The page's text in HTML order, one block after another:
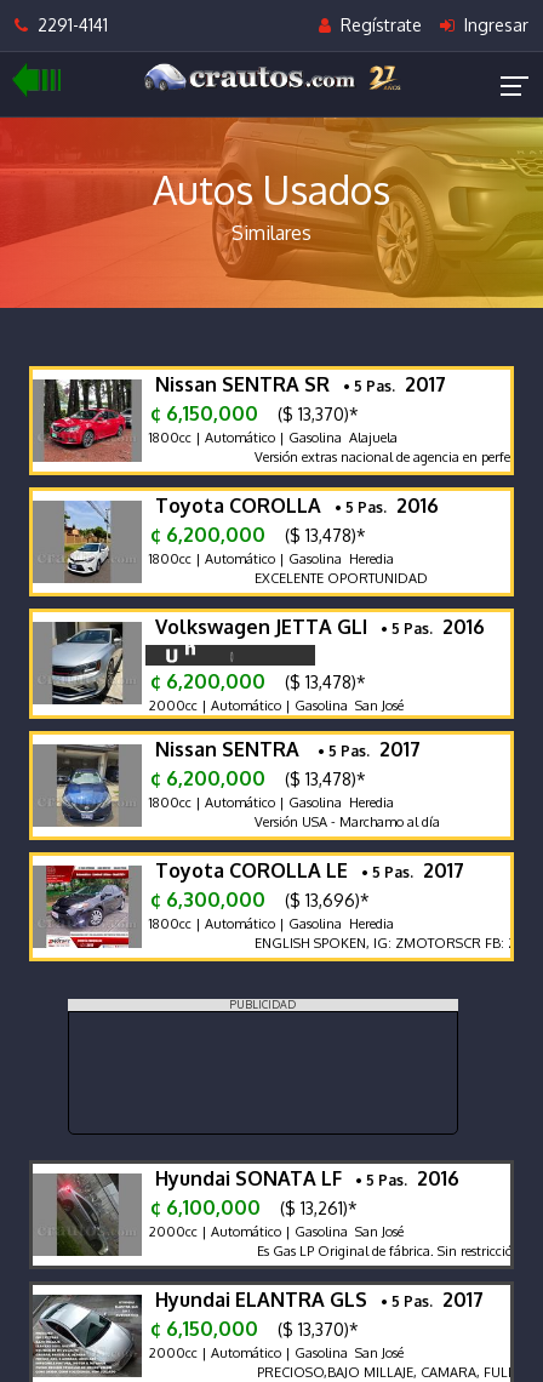
2291-4141 Regístrate Ingresar
Autos Usados
Similares
Nissan SENTRA SR • 5 Pas. 2017
¢ 6,150,000
($ 13,370)*
1800cc | Automático | Gasolina Alajuela
Versión extras nacional de agencia en perfecto
Toyota COROLLA • 5 Pas. 2016
¢ 6,200,000
($ 13,478)*
1800cc | Automático | Gasolina Heredia
EXCELENTE OPORTUNIDAD
Volkswagen JETTA GLI • 5 Pas. 2016
¢ 6,200,000 ($ 13,478)*
2000cc | Automático | Gasolina San José
Nissan SENTRA • 5 Pas. 2017
¢ 6,200,000
($ 13,478)*
1800cc | Automático | Gasolina Heredia
Versión USA - Marchamo al día
Toyota COROLLA LE • 5 Pas. 2017
¢ 6,300,000
($ 13,696)*
1800cc | Automático | Gasolina Heredia
ENGLISH SPOKEN, IG: ZMOTORSCR FB: Z
PUBLICIDAD
Hyundai SONATA LF • 5 Pas. 2016
¢ 6,100,000
($ 13,261)*
2000cc | Automático | Gasolina San José
Es Gas LP Original de fábrica. Sin restricción
Hyundai ELANTRA GLS • 5 Pas. 2017
¢ 6,150,000
($ 13,370)*
2000cc | Automático | Gasolina San José
PRECIOSO,BAJO MILLAJE, CAMARA,